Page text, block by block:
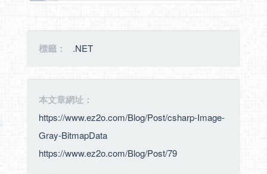
標籤： .NET
本文章網址：
https://www.ez2o.com/Blog/Post/csharp-Image-
Gray-BitmapData
https://www.ez2o.com/Blog/Post/79